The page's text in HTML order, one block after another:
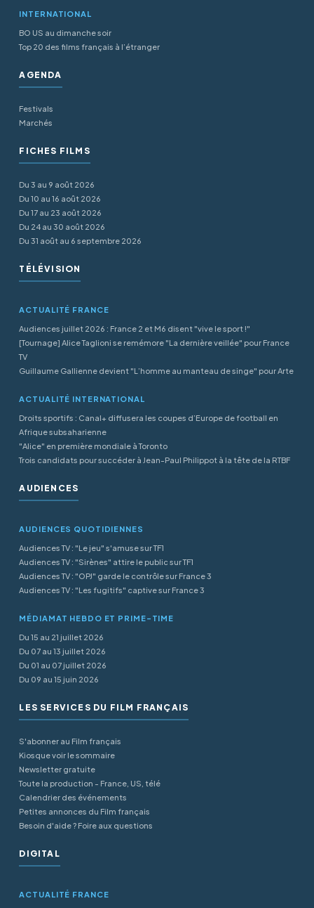
INTERNATIONAL
BO US au dimanche soir
Top 20 des films français à l’étranger
AGENDA
Festivals
Marchés
FICHES FILMS
Du 3 au 9 août 2026
Du 10 au 16 août 2026
Du 17 au 23 août 2026
Du 24 au 30 août 2026
Du 31 août au 6 septembre 2026
TÉLÉVISION
ACTUALITÉ FRANCE
Audiences juillet 2026 : France 2 et M6 disent "vive le sport !"
[Tournage] Alice Taglioni se remémore "La dernière veillée" pour France
TV
Guillaume Gallienne devient "L’homme au manteau de singe" pour Arte
ACTUALITÉ INTERNATIONAL
Droits sportifs : Canal+ diffusera les coupes d’Europe de football en
Afrique subsaharienne
"Alice" en première mondiale à Toronto
Trois candidats pour succéder à Jean-Paul Philippot à la tête de la RTBF
AUDIENCES
AUDIENCES QUOTIDIENNES
Audiences TV : "Le jeu" s'amuse sur TF1
Audiences TV : "Sirènes" attire le public sur TF1
Audiences TV : "OPJ" garde le contrôle sur France 3
Audiences TV : "Les fugitifs" captive sur France 3
MÉDIAMAT HEBDO ET PRIME-TIME
Du 15 au 21 juillet 2026
Du 07 au 13 juillet 2026
Du 01 au 07 juillet 2026
Du 09 au 15 juin 2026
LES SERVICES DU FILM FRANÇAIS
S'abonner au Film français
Kiosque voir le sommaire
Newsletter gratuite
Toute la production - France, US, télé
Calendrier des événements
Petites annonces du Film français
Besoin d'aide ? Foire aux questions
DIGITAL
ACTUALITÉ FRANCE